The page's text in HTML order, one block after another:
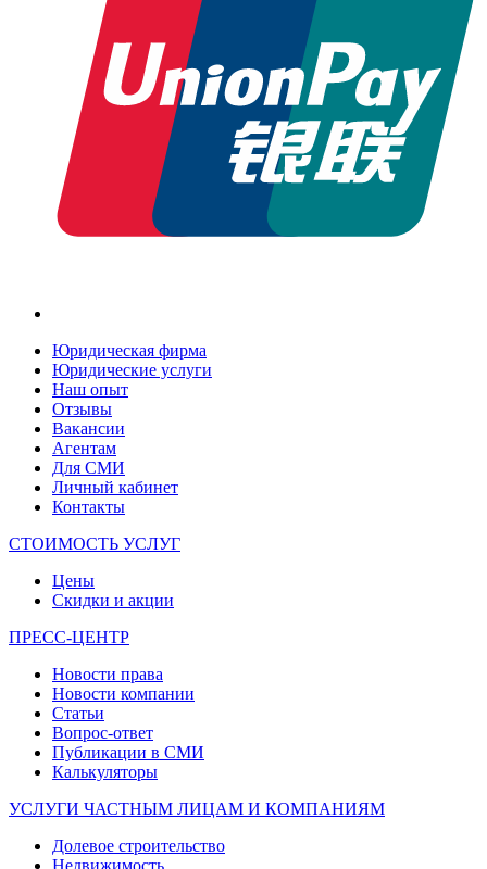
Юридическая фирма
Юридические услуги
Наш опыт
Отзывы
Вакансии
Агентам
Для СМИ
Личный кабинет
Контакты
СТОИМОСТЬ УСЛУГ
Цены
Скидки и акции
ПРЕСС-ЦЕНТР
Новости права
Новости компании
Статьи
Вопрос-ответ
Публикации в СМИ
Калькуляторы
УСЛУГИ ЧАСТНЫМ ЛИЦАМ И КОМПАНИЯМ
Долевое строительство